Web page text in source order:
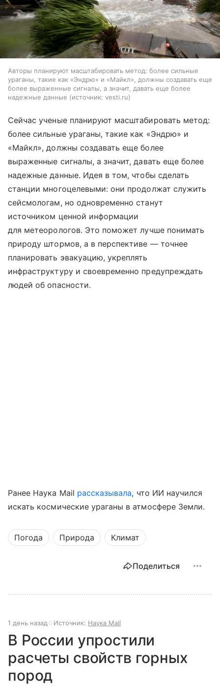
Авторы планируют масштабировать метод: более сильные
ураганы, такие как «Эндрю» и «Майкл», должны создавать еще
более выраженные сигналы, а значит, давать еще более
надежные данные
источник: vesti.ru
Сейчас ученые планируют масштабировать метод:
более сильные ураганы, такие как «Эндрю» и
«Майкл», должны создавать еще более
выраженные сигналы, а значит, давать еще более
надежные данные. Идея в том, чтобы сделать
станции многоцелевыми: они продолжат служить
сейсмологам, но одновременно станут
источником ценной информации
для метеорологов. Это поможет лучше понимать
природу штормов, а в перспективе — точнее
планировать эвакуацию, укреплять
инфраструктуру и своевременно предупреждать
людей об опасности.
Ранее Наука Mail рассказывала, что ИИ научился
искать космические ураганы в атмосфере Земли.
Погода Природа Климат
Поделиться
1 день назад Источник: Наука Mail
В России упростили
расчеты свойств горных
пород